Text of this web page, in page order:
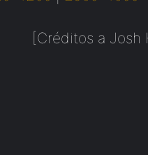
[Créditos a Josh